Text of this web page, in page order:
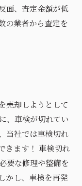
面、査定金額が低
の業者から査定を
売却しようとして
、車検が切れてい
当社では車検切れ
きます！ 車検切れ
要な修理や整備を
かし、車検を再発